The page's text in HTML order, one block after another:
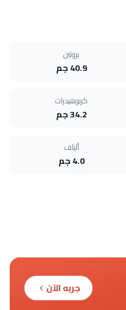
بروتين
40.9 جم
كربوهيدرات
34.2 جم
ألياف
4.0 جم
جربه الآن